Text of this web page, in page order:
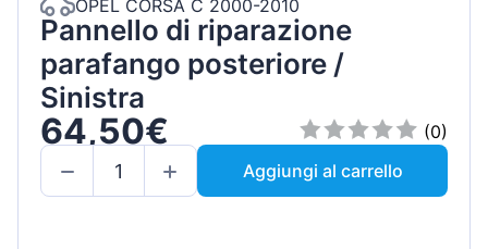
OPEL CORSA C 2000-2010
Pannello di riparazione
parafango posteriore /
Sinistra
64,50€
(0)
Aggiungi al carrello